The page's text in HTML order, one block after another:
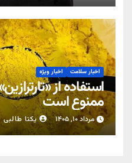
اخبار سلامت اخبار ویژه
استفاده از
ممنوع است
مرداد ۱۰, ۱۴۰۵ یکتا طالبی